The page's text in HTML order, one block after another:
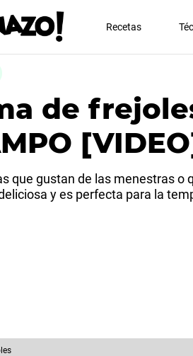
Recetas
de
que gustan de las menestras
y es perfecta para la